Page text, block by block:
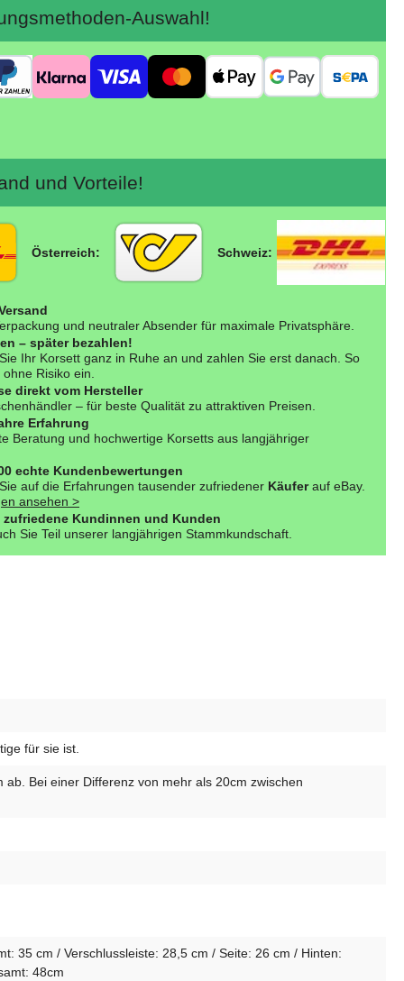
Auswahl!
und Vorteile!
Österreich: Schweiz:
und neutraler Absender für maximale Privatsphäre.
– später bezahlen!
Ihr Korsett ganz in Ruhe an und zahlen Sie erst danach. So
Risiko ein.
direkt vom Hersteller
– für beste Qualität zu attraktiven Preisen.
Erfahrung
Beratung und hochwertige Korsetts aus langjähriger
echte Kundenbewertungen
auf die Erfahrungen tausender zufriedener Käuferauf eBay.
ansehen >
zufriedene Kundinnen und Kunden
Sie Teil unserer langjährigen Stammkundschaft.
für sie ist.
Bei einer Differenz von mehr als 20cm zwischen
35 cm / Verschlussleiste: 28,5 cm / Seite: 26 cm / Hinten:
48cm